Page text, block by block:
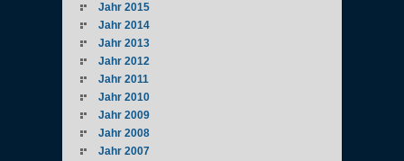
Jahr 2015
Jahr 2014
Jahr 2013
Jahr 2012
Jahr 2011
Jahr 2010
Jahr 2009
Jahr 2008
Jahr 2007